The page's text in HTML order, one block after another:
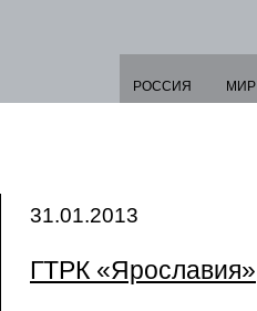
РОССИЯ МИР
31.01.2013
ГТРК «Ярославия»